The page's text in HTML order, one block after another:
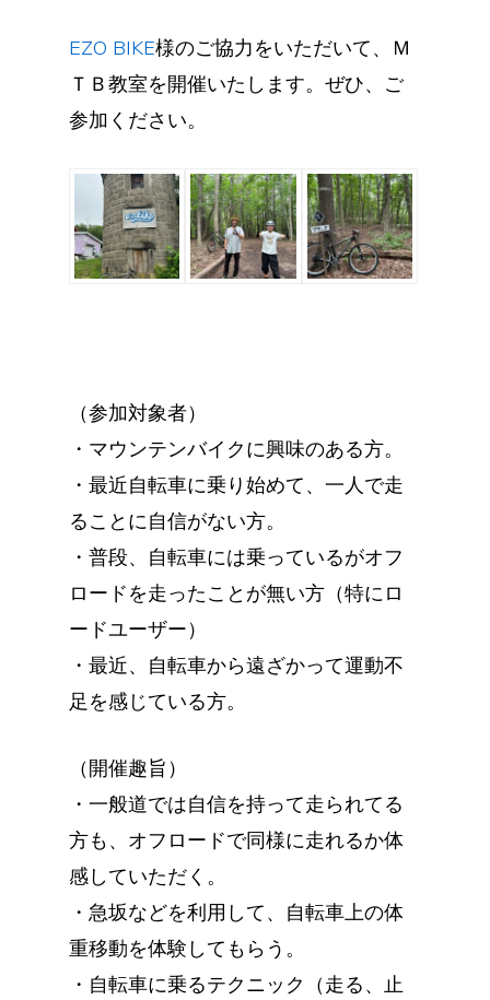
EZO BIKE様のご協力をいただいて、Ｍ
ＴＢ教室を開催いたします。ぜひ、ご
参加ください。
（参加対象者）
・マウンテンバイクに興味のある方。
・最近自転車に乗り始めて、一人で走
ることに自信がない方。
・普段、自転車には乗っているがオフ
ロードを走ったことが無い方（特にロ
ードユーザー）
・最近、自転車から遠ざかって運動不
足を感じている方。
（開催趣旨）
・一般道では自信を持って走られてる
方も、オフロードで同様に走れるか体
感していただく。
・急坂などを利用して、自転車上の体
重移動を体験してもらう。
・自転車に乗るテクニック（走る、止